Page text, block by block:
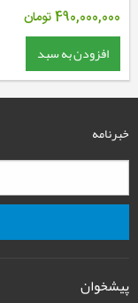
490,000,000تومان
افزودن به سبد
خبرنامه
پیشخوان